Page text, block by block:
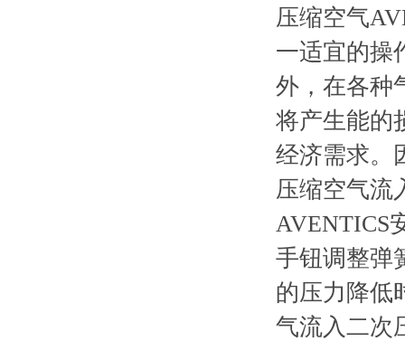
压缩空气
一适宜的操
外，在各种
将产生能的
经济需求。
压缩空气流
AVENTICS
手钮调整弹
的压力降低
气流入二次